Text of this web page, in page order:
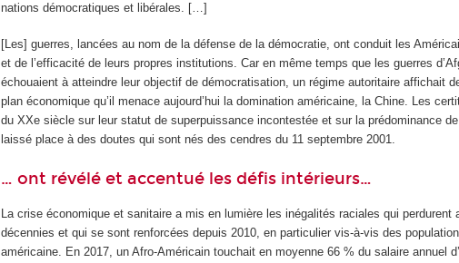
nations démocratiques et libérales. […]
[Les] guerres, lancées au nom de la défense de la démocratie, ont conduit les
et de l’efficacité de leurs propres institutions. Car en même temps que les guerres
échouaient à atteindre leur objectif de démocratisation, un régime autoritaire affichait
plan économique qu’il menace aujourd’hui la domination américaine, la Chine. Les
du XXe siècle sur leur statut de superpuissance incontestée et sur la prédominance
laissé place à des doutes qui sont nés des cendres du 11 septembre 2001.
… ont révélé et accentué les défis intérieurs…
La crise économique et sanitaire a mis en lumière les inégalités raciales qui perdurent
décennies et qui se sont renforcées depuis 2010, en particulier vis-à‑vis des
américaine. En 2017, un Afro-Américain touchait en moyenne 66 % du salaire annuel